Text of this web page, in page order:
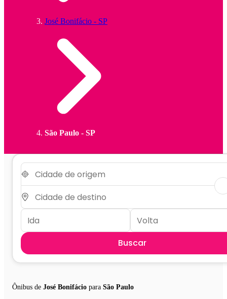
José Bonifácio - SP
São Paulo - SP
Buscar
Ônibus de José Bonifácio para São Paulo